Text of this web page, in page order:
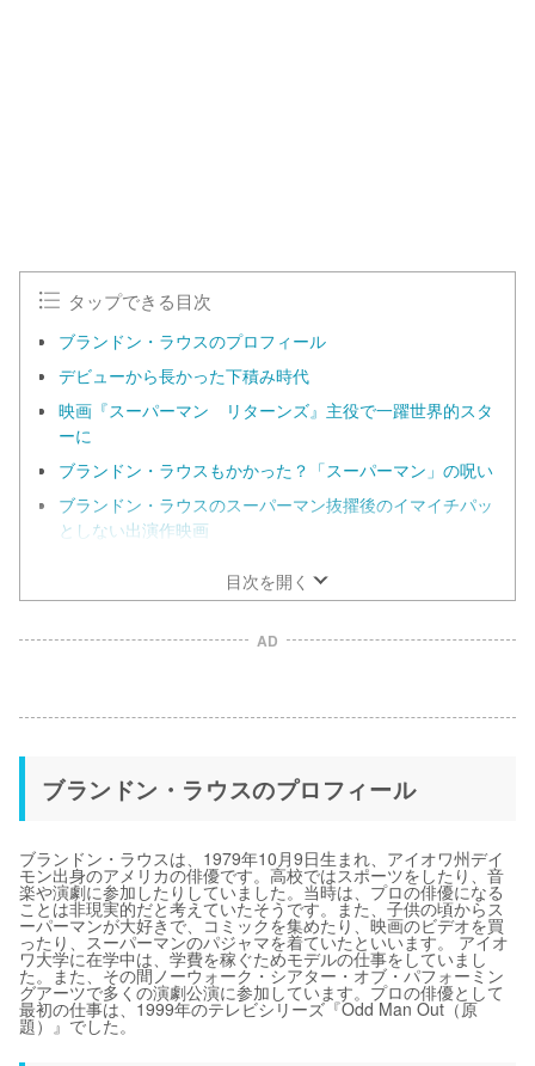
タップできる目次
ブランドン・ラウスのプロフィール
デビューから長かった下積み時代
映画『スーパーマン リターンズ』主役で一躍世界的スタ
ーに
ブランドン・ラウスもかかった？「スーパーマン」の呪い
ブランドン・ラウスのスーパーマン抜擢後のイマイチパッ
としない出演作映画
目次を開く
AD
ブランドン・ラウスのプロフィール
ブランドン・ラウスは、1979年10月9日生まれ、アイオワ州デイ
モン出身のアメリカの俳優です。高校ではスポーツをしたり、音
楽や演劇に参加したりしていました。当時は、プロの俳優になる
ことは非現実的だと考えていたそうです。また、子供の頃からス
ーパーマンが大好きで、コミックを集めたり、映画のビデオを買
ったり、スーパーマンのパジャマを着ていたといいます。 アイオ
ワ大学に在学中は、学費を稼ぐためモデルの仕事をしていまし
た。また、その間ノーウォーク・シアター・オブ・パフォーミン
グアーツで多くの演劇公演に参加しています。プロの俳優として
最初の仕事は、1999年のテレビシリーズ『Odd Man Out（原
題）』でした。